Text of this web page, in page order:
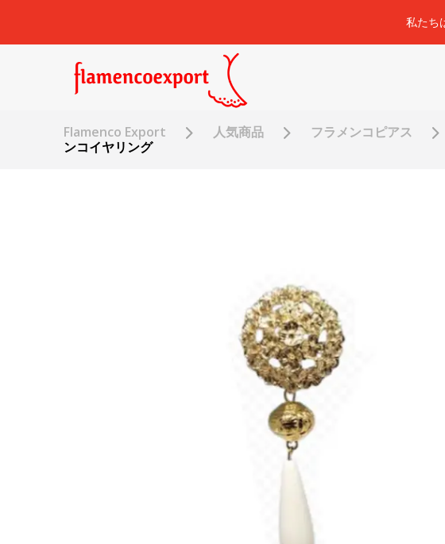
私たち
Flamenco Export 人気商品 フラメンコピアス
ンコイヤリング